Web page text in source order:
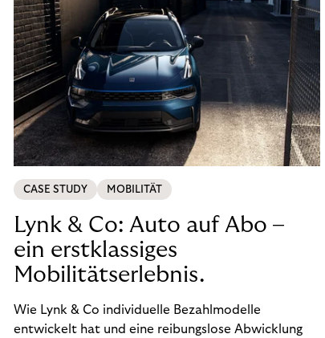
CASE STUDY MOBILITÄT
Lynk & Co: Auto auf Abo –
ein erstklassiges
Mobilitätserlebnis.
Wie Lynk & Co individuelle Bezahlmodelle
entwickelt hat und eine reibungslose Abwicklung